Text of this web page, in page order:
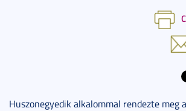
Huszonegyedik alkalommal rendezte meg